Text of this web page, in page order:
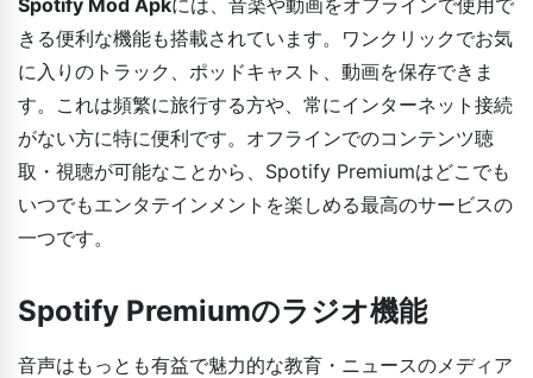
きる便利な機能も搭載されています。ワンクリックでお気
に入りのトラック、ポッドキャスト、動画を保存できま
す。これは頻繁に旅行する方や、常にインターネット接続
がない方に特に便利です。オフラインでのコンテンツ聴
取・視聴が可能なことから、Spotify Premiumはどこでも
いつでもエンタテインメントを楽しめる最高のサービスの
一つです。
Spotify Premiumのラジオ機能
音声はもっとも有益で魅力的な教育・ニュースのメディア